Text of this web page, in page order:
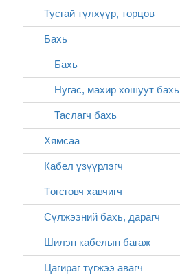
Тусгай түлхүүр, торцов
Бахь
Бахь
Нугас, махир хошуут бахь
Таслагч бахь
Хямсаа
Кабел үзүүрлэгч
Төгсгөвч хавчигч
Сүлжээний бахь, дарагч
Шилэн кабелын багаж
Цагираг түгжээ авагч